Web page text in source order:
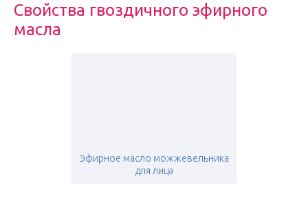
Свойства гвоздичного эфирного
масла
Эфирное масло можжевельника
для лица